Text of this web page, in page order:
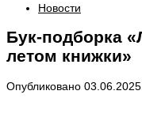
Новости
Бук-подборка
летом книжки»
Опубликовано 03.06.2025